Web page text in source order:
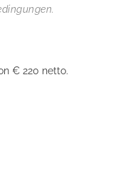
€ 220 netto.